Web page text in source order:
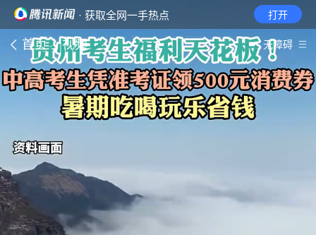
· 获取全网一手热点 打开
首页 视频 无障碍